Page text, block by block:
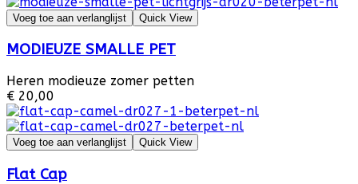
Voeg toe aan verlanglijst Quick View
MODIEUZE SMALLE PET
Heren modieuze zomer petten
€ 20,00
Voeg toe aan verlanglijst Quick View
Flat Cap